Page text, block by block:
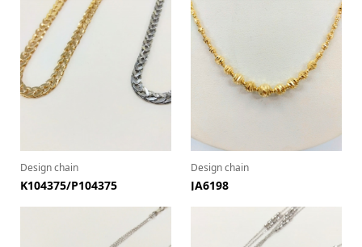
Design chain
K104375/P104375
Design chain
JA6198